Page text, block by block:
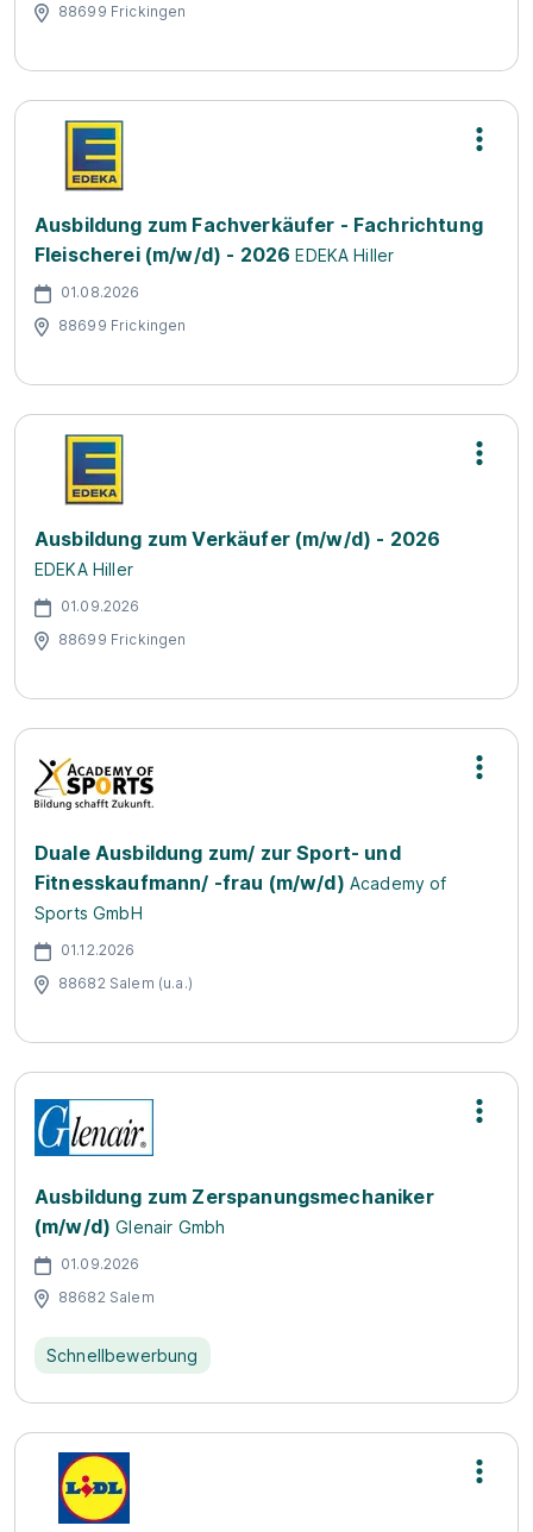
88699 Frickingen
Ausbildung zum Fachverkäufer - Fachrichtung
Fleischerei (m/w/d) - 2026 EDEKA Hiller
01.08.2026
88699 Frickingen
Ausbildung zum Verkäufer (m/w/d) - 2026
EDEKA Hiller
01.09.2026
88699 Frickingen
Duale Ausbildung zum/ zur Sport- und
Fitnesskaufmann/ -frau (m/w/d) Academy of
Sports GmbH
01.12.2026
88682 Salem (u.a.)
Ausbildung zum Zerspanungsmechaniker
(m/w/d) Glenair Gmbh
01.09.2026
88682 Salem
Schnellbewerbung